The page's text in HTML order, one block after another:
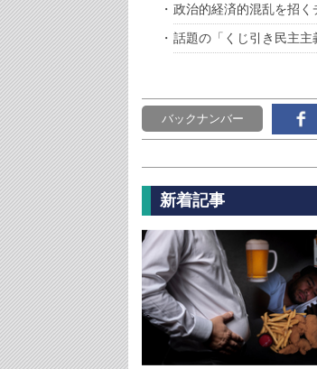
政治的経済的混乱を招
話題の「くじ引き民主主
バックナンバー
新着記事